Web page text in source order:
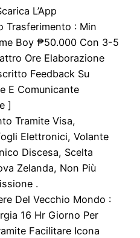
L’App
Trasferimento : Min
Boy ₱50.000 Con 3-5
Ore Elaborazione
Feedback Su
E Comunicante
]
Tramite Visa,
Elettronici, Volante
Discesa, Scelta
Zelanda, Non Più
.
Del Vecchio Mondo :
16 Hr Giorno Per
Facilitare Icona